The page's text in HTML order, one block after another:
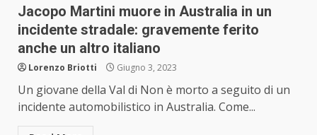
Jacopo Martini muore in Australia in un
incidente stradale: gravemente ferito
anche un altro italiano
Lorenzo Briotti Giugno 3, 2023
Un giovane della Val di Non è morto a seguito di un
incidente automobilistico in Australia. Come...